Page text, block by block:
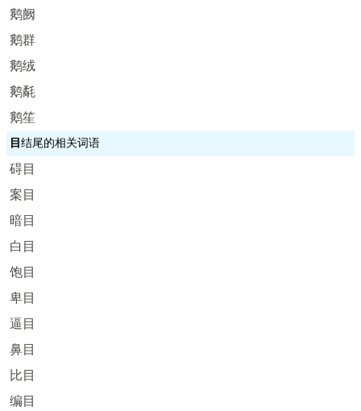
鹅阙
鹅群
鹅绒
鹅氄
鹅笙
目 结尾的相关词语
碍目
案目
暗目
白目
饱目
卑目
逼目
鼻目
比目
编目